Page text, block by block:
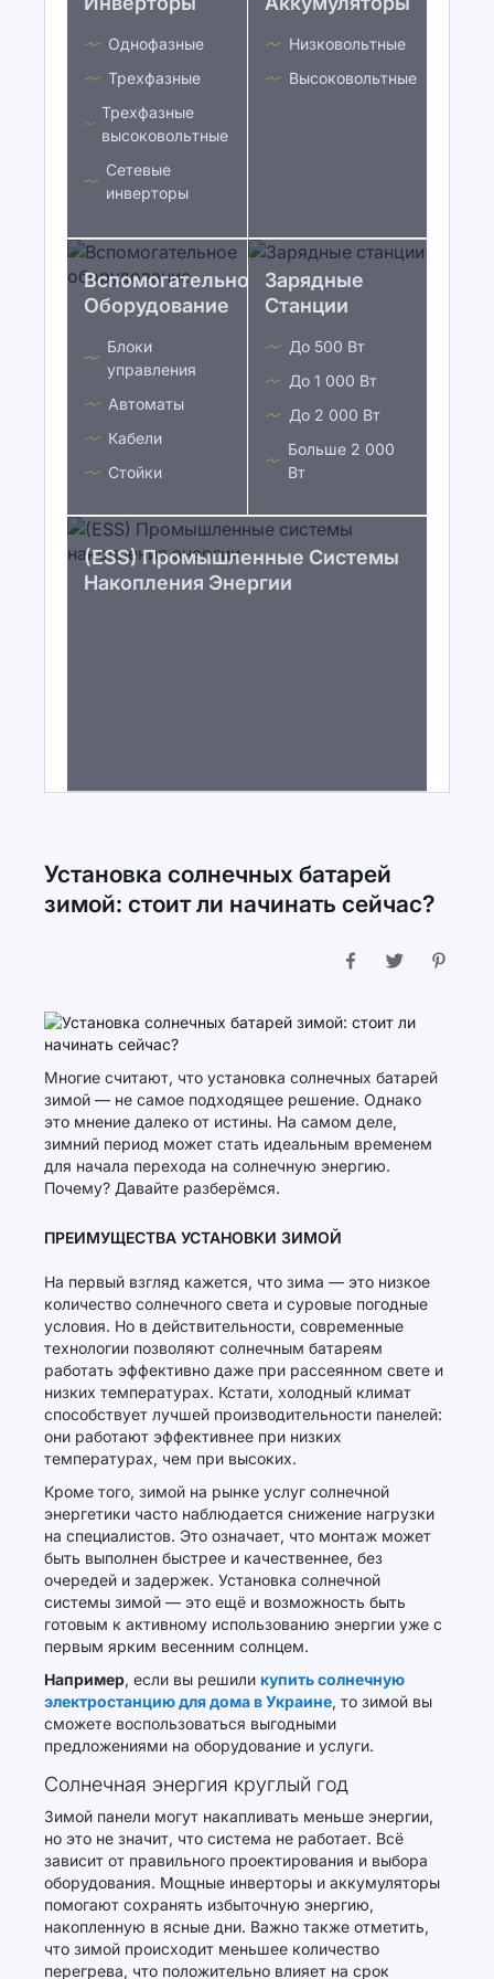
Однофазные
Трехфазные
Трехфазные
высоковольтные
Сетевые
инверторы
Низковольтные
Высоковольтные
Вспомогательное
Оборудование
Блоки
управления
Автоматы
Кабели
Стойки
Зарядные
Станции
До 500 Вт
До 1 000 Вт
До 2 000 Вт
Больше 2 000
Вт
(ESS) Промышленные Системы
Накопления Энергии
Установка солнечных батарей
зимой: стоит ли начинать сейчас?
Многие считают, что установка солнечных батарей
зимой — не самое подходящее решение. Однако
это мнение далеко от истины. На самом деле,
зимний период может стать идеальным временем
для начала перехода на солнечную энергию.
Почему? Давайте разберёмся.
ПРЕИМУЩЕСТВА УСТАНОВКИ ЗИМОЙ
На первый взгляд кажется, что зима — это низкое
количество солнечного света и суровые погодные
условия. Но в действительности, современные
технологии позволяют солнечным батареям
работать эффективно даже при рассеянном свете и
низких температурах. Кстати, холодный климат
способствует лучшей производительности панелей:
они работают эффективнее при низких
температурах, чем при высоких.
Кроме того, зимой на рынке услуг солнечной
энергетики часто наблюдается снижение нагрузки
на специалистов. Это означает, что монтаж может
быть выполнен быстрее и качественнее, без
очередей и задержек. Установка солнечной
системы зимой — это ещё и возможность быть
готовым к активному использованию энергии уже с
первым ярким весенним солнцем.
Например, если вы решили купить солнечную
электростанцию для дома в Украине, то зимой вы
сможете воспользоваться выгодными
предложениями на оборудование и услуги.
Солнечная энергия круглый год
Зимой панели могут накапливать меньше энергии,
но это не значит, что система не работает. Всё
зависит от правильного проектирования и выбора
оборудования. Мощные инверторы и аккумуляторы
помогают сохранять избыточную энергию,
накопленную в ясные дни. Важно также отметить,
что зимой происходит меньшее количество
перегрева, что положительно влияет на срок